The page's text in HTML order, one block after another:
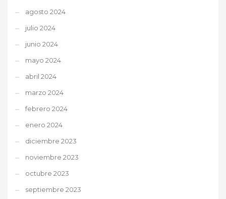
agosto 2024
julio 2024
junio 2024
mayo 2024
abril 2024
marzo 2024
febrero 2024
enero 2024
diciembre 2023
noviembre 2023
octubre 2023
septiembre 2023